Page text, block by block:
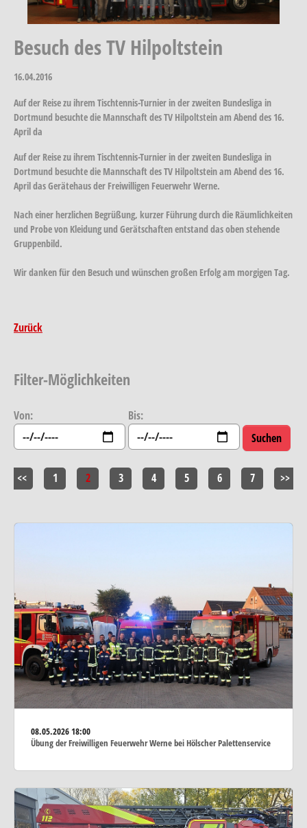
Besuch des TV Hilpoltstein
16.04.2016
Auf der Reise zu ihrem Tischtennis-Turnier in der zweiten Bundesliga in
Dortmund besuchte die Mannschaft des TV Hilpoltstein am Abend des 16.
April da
Auf der Reise zu ihrem Tischtennis-Turnier in der zweiten Bundesliga in
Dortmund besuchte die Mannschaft des TV Hilpoltstein am Abend des 16.
April das Gerätehaus der Freiwilligen Feuerwehr Werne.
Nach einer herzlichen Begrüßung, kurzer Führung durch die Räumlichkeiten
und Probe von Kleidung und Gerätschaften entstand das oben stehende
Gruppenbild.
Wir danken für den Besuch und wünschen großen Erfolg am morgigen Tag.
Zurück
Filter-Möglichkeiten
Von: Bis:
<< 1 2 3 4 5 6 7 >>
08.05.202618:00
Übung der Freiwilligen Feuerwehr Werne bei Hölscher Palettenservice